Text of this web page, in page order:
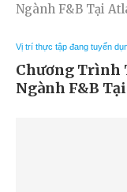
Ngành F&B Tại
Vị trí thực tập đang tuyển
Chương Trình
Ngành F&B